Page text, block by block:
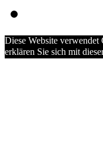
Diese Website verwendet
erklären Sie sich mit